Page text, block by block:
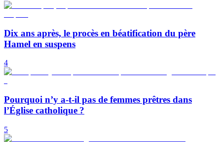
Dix ans après, le procès en béatification du père
Hamel en suspens
4
Pourquoi n’y a-t-il pas de femmes prêtres dans
l’Église catholique ?
5